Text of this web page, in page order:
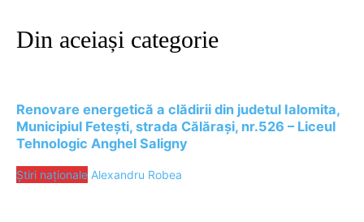
Din aceiași categorie
Renovare energetică a clădirii din judetul Ialomita,
Municipiul Fetești, strada Călărași, nr.526 – Liceul
Tehnologic Anghel Saligny
Știri naționale Alexandru Robea